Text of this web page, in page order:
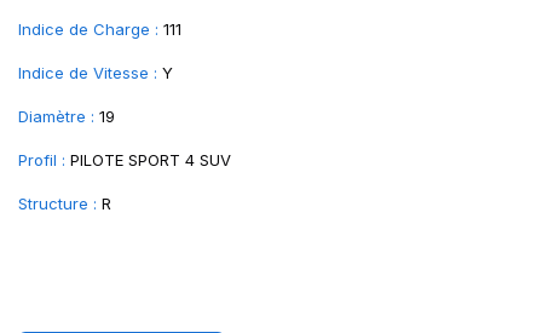
Indice de Charge : 111
Indice de Vitesse : Y
Diamètre : 19
Profil : PILOTE SPORT 4 SUV
Structure : R